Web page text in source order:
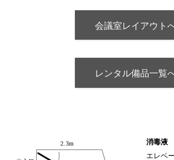
会議室レイアウト
レンタル備品一覧